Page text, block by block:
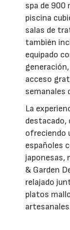
spa de 900
piscina
salas de
también
equipado
acceso
semanales
La
destacado,
ofreciendo
españoles
japonesas,
& Garden
relajado
platos